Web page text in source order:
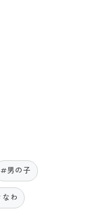
#男の子
わ